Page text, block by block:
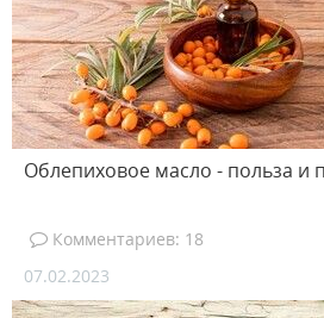
Облепиховое масло - польза и
Комментариев: 18
07.02.2023